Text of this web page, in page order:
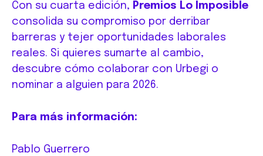
Con su cuarta edición, Premios Lo Imposible
consolida su compromiso por derribar
barreras y tejer oportunidades laborales
reales. Si quieres sumarte al cambio,
descubre cómo colaborar con Urbegi o
nominar a alguien para 2026.
Para más información:
Pablo Guerrero